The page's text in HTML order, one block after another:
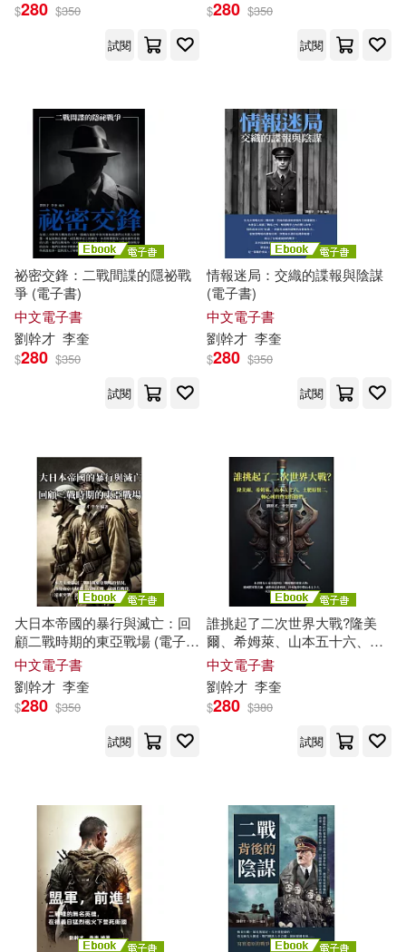
$280 $350
試閱
$280 $350
試閱
祕密交鋒：二戰間諜的隱祕戰
爭 (電子書)
中文電子書
劉幹才 李奎
$280 $350
試閱
情報迷局：交織的諜報與陰謀
(電子書)
中文電子書
劉幹才 李奎
$280 $350
試閱
大日本帝國的暴行與滅亡：回
顧二戰時期的東亞戰場 (電子
書)
中文電子書
劉幹才 李奎
$280 $350
試閱
誰挑起了二次世界大戰?隆美
爾、希姆萊、山本五十六、土
肥原賢二，軸心國的作惡悍將
們 (電子書)
中文電子書
劉幹才 李奎
$280 $380
試閱